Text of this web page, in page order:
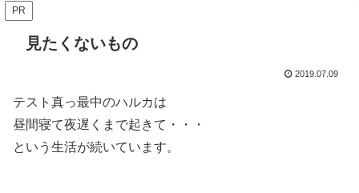
PR
見たくないもの
2019.07.09
テスト真っ最中のハルカは
昼間寝て夜遅くまで起きて・・・
という生活が続いています。